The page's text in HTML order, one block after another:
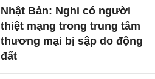
Nhật Bản: Nghi có người
thiệt mạng trong trung tâm
thương mại bị sập do động
đất